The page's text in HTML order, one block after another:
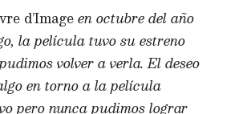
d’Imageen octubre del año
la película tuvo su estreno
volver a verla. El deseo
en torno a la película
pero nunca pudimos lograr